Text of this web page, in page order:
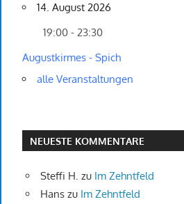
14. August 2026
19:00 - 23:30
Augustkirmes - Spich
alle Veranstaltungen
NEUESTE KOMMENTARE
Steffi H. zu Im Zehntfeld
Hanszu Im Zehntfeld